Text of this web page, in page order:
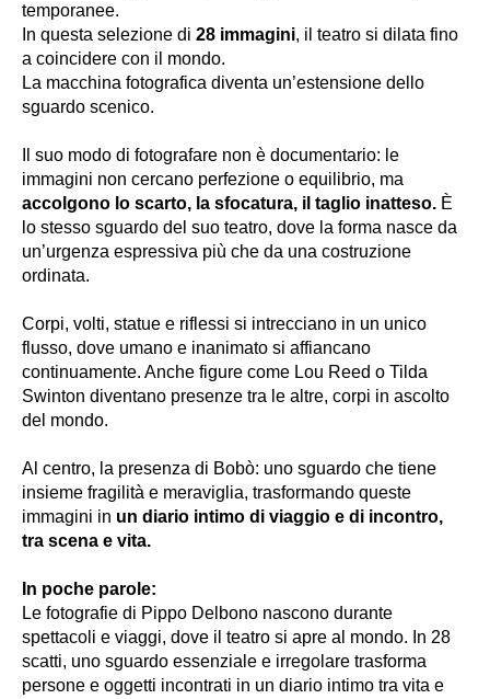
temporanee.
In questa selezione di 28 immagini, il teatro si dilata fino
a coincidere con il mondo.
La macchina fotografica diventa un’estensione dello
sguardo scenico.
Il suo modo di fotografare non è documentario: le
immagini non cercano perfezione o equilibrio, ma
accolgono lo scarto, la sfocatura, il taglio inatteso. È
lo stesso sguardo del suo teatro, dove la forma nasce da
un’urgenza espressiva più che da una costruzione
ordinata.
Corpi, volti, statue e riflessi si intrecciano in un unico
flusso, dove umano e inanimato si affiancano
continuamente. Anche figure come Lou Reed o Tilda
Swinton diventano presenze tra le altre, corpi in ascolto
del mondo.
Al centro, la presenza di Bobò: uno sguardo che tiene
insieme fragilità e meraviglia, trasformando queste
immagini in un diario intimo di viaggio e di incontro,
tra scena e vita.
In poche parole:
Le fotografie di Pippo Delbono nascono durante
spettacoli e viaggi, dove il teatro si apre al mondo. In 28
scatti, uno sguardo essenziale e irregolare trasforma
persone e oggetti incontrati in un diario intimo tra vita e